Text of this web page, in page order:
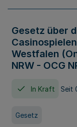
Gesetz über
Westfalen
NRW - OCG
In Kraft Seit
Gesetz